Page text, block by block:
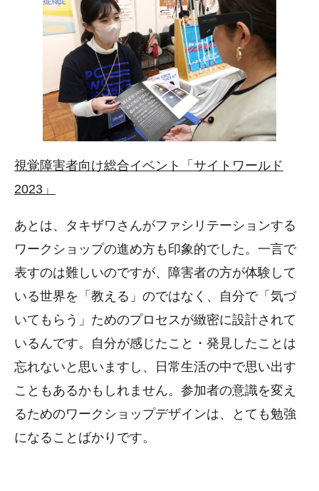
視覚障害者向け総合イベント「サイトワールド
2023」
あとは、タキザワさんがファシリテーションする
ワークショップの進め方も印象的でした。一言で
表すのは難しいのですが、障害者の方が体験して
いる世界を「教える」のではなく、自分で「気づ
いてもらう」ためのプロセスが緻密に設計されて
いるんです。自分が感じたこと・発見したことは
忘れないと思いますし、日常生活の中で思い出す
こともあるかもしれません。参加者の意識を変え
るためのワークショップデザインは、とても勉強
になることばかりです。